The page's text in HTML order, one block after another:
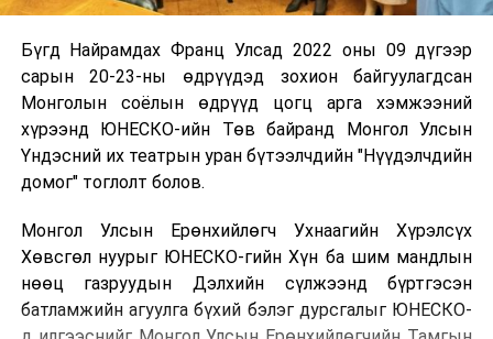
Бүгд Найрамдах Франц Улсад 2022 оны 09 дүгээр
сарын 20-23-ны өдрүүдэд зохион байгуулагдсан
Монголын соёлын өдрүүд цогц арга хэмжээний
хүрээнд ЮНЕСКО-ийн Төв байранд Монгол Улсын
Үндэсний их театрын уран бүтээлчдийн "Нүүдэлчдийн
домог" тоглолт болов.
Монгол Улсын Ерөнхийлөгч Ухнаагийн Хүрэлсүх
Хөвсгөл нуурыг ЮНЕСКО-гийн Хүн ба шим мандлын
нөөц газруудын Дэлхийн сүлжээнд бүртгэсэн
батламжийн агуулга бүхий бэлэг дурсгалыг ЮНЕСКО-